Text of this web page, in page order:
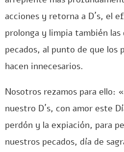
acciones y retorna a D´s, el
prolonga y limpia también las
pecados, al punto de que los
hacen innecesarios.
Nosotros rezamos para ello:
nuestro D´s, con amor este
perdón y la expiación, para
nuestros pecados, día de